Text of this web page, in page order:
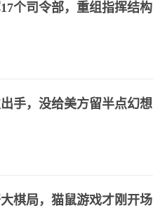
个司令部，重组指挥结构
手，没给美方留半点幻想
棋局，猫鼠游戏才刚开场